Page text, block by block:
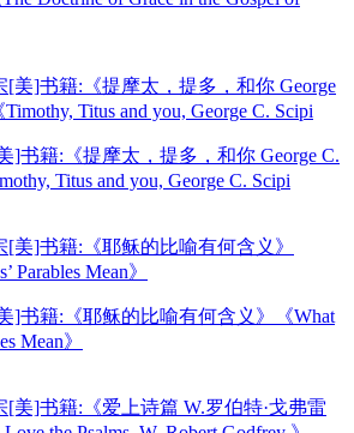
]书籍:《提摩太，提多，和你 George C.
Titus and you, George C. Scipi
]书籍:《耶稣的比喻有何含义》《What
Mean》